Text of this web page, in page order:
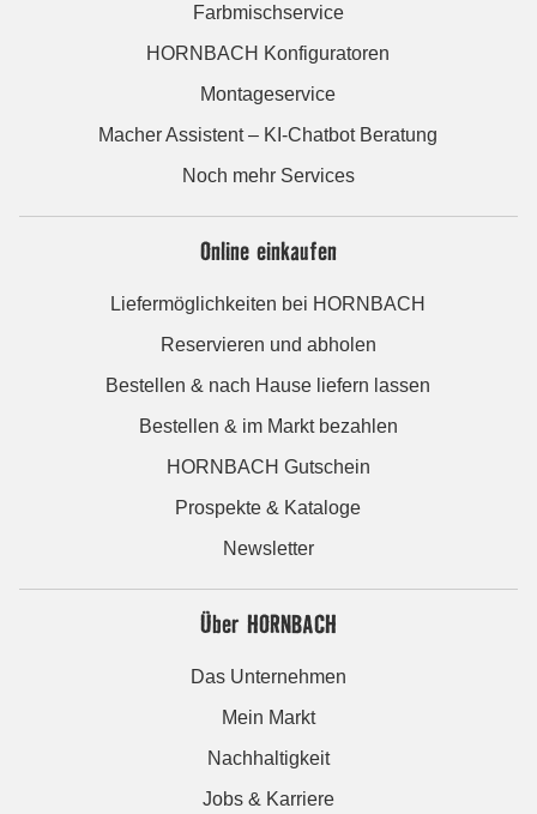
Farbmischservice
HORNBACH Konfiguratoren
Montageservice
Macher Assistent – KI-Chatbot Beratung
Noch mehr Services
Online einkaufen
Liefermöglichkeiten bei HORNBACH
Reservieren und abholen
Bestellen & nach Hause liefern lassen
Bestellen & im Markt bezahlen
HORNBACH Gutschein
Prospekte & Kataloge
Newsletter
Über HORNBACH
Das Unternehmen
Mein Markt
Nachhaltigkeit
Jobs & Karriere